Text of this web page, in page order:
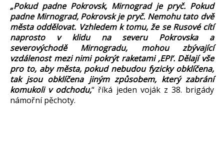
„Pokud padne Pokrovsk, Mirnograd je pryč. Pokud
padne Mirnograd, Pokrovsk je pryč. Nemohu tato dvě
města oddělovat. Vzhledem k tomu, že se Rusové cítí
naprosto v klidu na severu Pokrovska a
severovýchodě Mirnogradu, mohou zbývající
vzdálenost mezi nimi pokrýt raketami ‚EPI‘. Dělají vše
pro to, aby města, pokud nebudou fyzicky obklíčena,
tak jsou obklíčena jiným způsobem, který zabrání
komukoli v odchodu,“ říká jeden voják z 38. brigády
námořní pěchoty.